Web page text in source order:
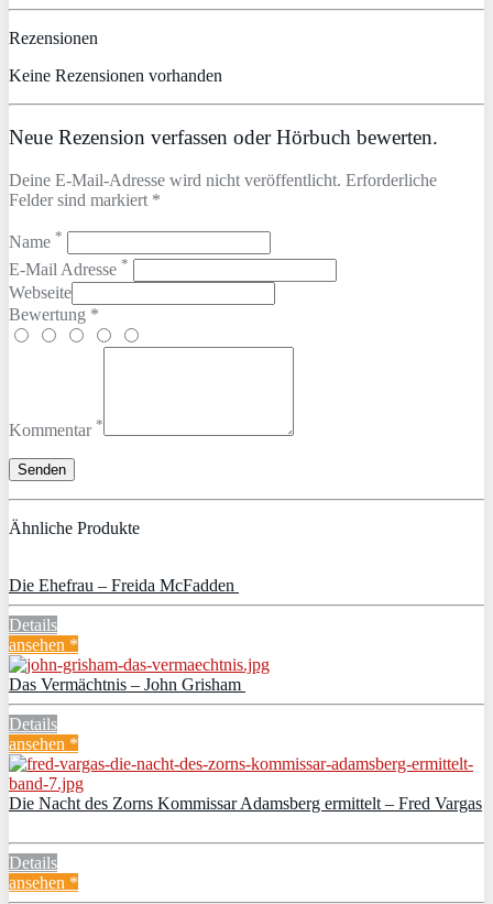
Rezensionen
Keine Rezensionen vorhanden
Neue Rezension verfassen oder Hörbuch bewerten.
Deine E-Mail-Adresse wird nicht veröffentlicht. Erforderliche
Felder sind markiert *
Name *
E-Mail Adresse *
Webseite
Bewertung *
Kommentar *
Ähnliche Produkte
Die Ehefrau – Freida McFadden
Details
ansehen *
Das Vermächtnis – John Grisham
Details
ansehen *
Die Nacht des Zorns Kommissar Adamsberg ermittelt – Fred Vargas
Details
ansehen *